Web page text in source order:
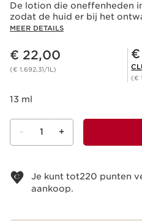
De lotion die oneffenheden
zodat de huid er bij het
MEER DETAILS
Dit is nu de prijs € 22,00
€ 22,00
(€ 1.692,31/1L)
Club
€
(€
13 ml
- 1 +
Je kunt tot220 punten
aankoop.